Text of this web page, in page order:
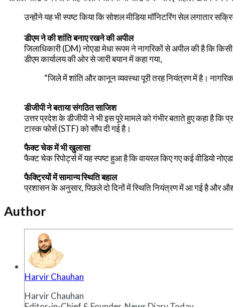
उन्होंने यह भी स्पष्ट किया कि सोशल मीडिया मॉनिटरिंग सेल लगातार
डीएम ने की शांति बनाए रखने की अपील
जिलाधिकारी (DM) नोएडा मेधा रूपम ने नागरिकों से अपील की है कि
डीएम कार्यालय की ओर से जारी बयान में कहा गया,
“जिले में शांति और कानून व्यवस्था पूरी तरह नियंत्रण में है।
डीजीपी ने बताया संगठित साजिश
उत्तर प्रदेश के डीजीपी ने भी इस पूरे मामले को गंभीर बताते हुए कहा है
टास्क फोर्स (STF) को सौंप दी गई है।
फैक्ट चेक में भी खुलासा
फैक्ट चेक रिपोर्ट्स में यह स्पष्ट हुआ है कि वायरल किए गए कई वीडियो
फैक्ट्रियों में सामान्य स्थिति बहाल
प्रशासन के अनुसार, पिछले दो दिनों में स्थिति नियंत्रण में आ गई है और
Author
Harvir Chauhan
Harvir Chauhan